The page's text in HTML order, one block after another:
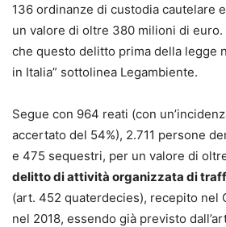
136 ordinanze di custodia cautelare
un valore di oltre 380 milioni di euro.
che questo delitto prima della legge
in Italia” sottolinea Legambiente.
Segue con 964 reati (con
accertato del 54%), 2.711 persone
e 475 sequestri, per un valore di
delitto di attività organizzata di
(art. 452 quaterdecies), recepito nel
nel 2018, essendo già previsto